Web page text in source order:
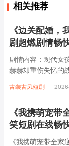
相关推荐
《边关配婚，
剧超燃剧情畅
剧情内容：现代女
赫赫却重伤失忆的
动，有人妄图对战
古装古风短剧
《我携萌宠带
笑短剧在线畅
《我携萌宠带全